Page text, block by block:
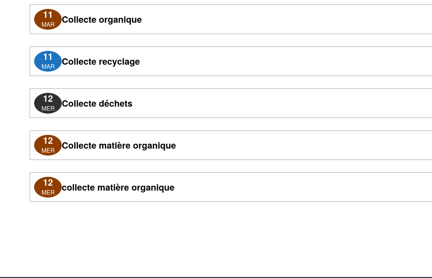
11
MAR Collecte organique
11
MAR Collecte recyclage
12
MER Collecte déchets
12
MER Collecte matière organique
12
MER collecte matière organique